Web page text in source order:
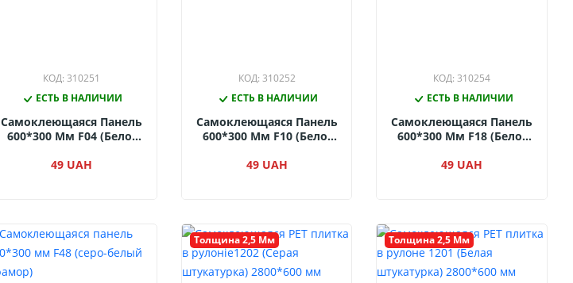
КОД: 310251
ЕСТЬ В НАЛИЧИИ
Самоклеющаяся Панель
600*300 Мм F04 (бело-
Золотом)
49 UAH
КОД: 310252
ЕСТЬ В НАЛИЧИИ
Самоклеющаяся Панель
600*300 Мм F10 (бело-
49 UAH
КОД: 310254
ЕСТЬ В НАЛИЧИИ
Самоклеющаяся Панель
600*300 Мм F18 (бело-
49 UAH
Толщина 2,5 Мм Толщина 2,5 Мм